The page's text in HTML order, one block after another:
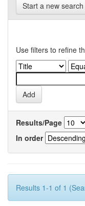
Start a new search
Use filters to refine
Results/Page
In order
Results 1-1 of 1